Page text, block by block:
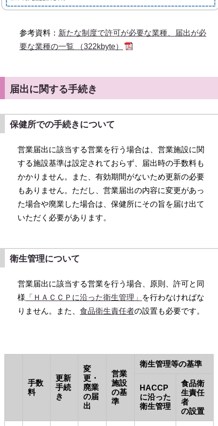
参考資料： 新たな制度で許可が必要な業種、届出が必
要な業種の一覧 （322kbyte）
届出に関する手続き
保健所での手続きについて
営業届出に該当する営業を行う場合は、営業施設に関
する施設基準は設定されておらず、届出時の手数料も
かかりません。また、有効期間がないため更新の必要
もありません。ただし、営業届出の内容に変更があっ
た場合や廃業した場合は、保健所にその旨を届け出て
いただく必要があります。
衛生管理について
営業届出に該当する営業を行う場合、原則、許可と同
様 「ＨＡＣＣＰに沿った衛生管理」
を行わなければな
りません。また、 食品衛生責任者の設置も必要です。
手数
料
更新
手続
き
変
更・
廃業
の届
出
営業
施設
の基
準
衛生管理等の基準
HACCP
に沿った
衛生管理
食品衛
生責任
者
の設置